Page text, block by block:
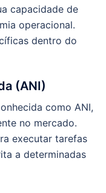
capacidade de
operacional.
dentro do
(ANI)
como ANI,
no mercado.
executar tarefas
a determinadas